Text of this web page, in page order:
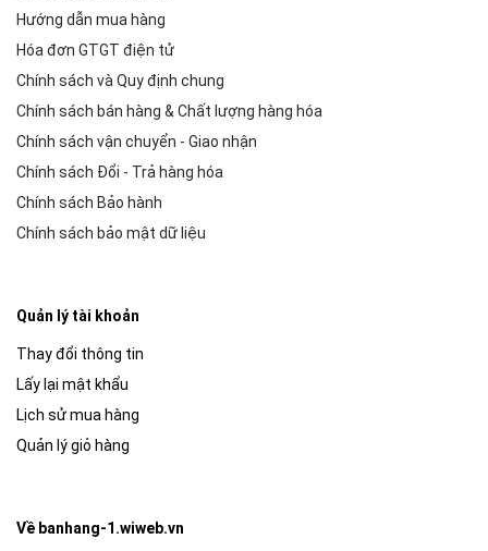
Hướng dẫn mua hàng
Hóa đơn GTGT điện tử
Chính sách và Quy định chung
Chính sách bán hàng & Chất lượng hàng hóa
Chính sách vận chuyển - Giao nhận
Chính sách Đổi - Trả hàng hóa
Chính sách Bảo hành
Chính sách bảo mật dữ liệu
Quản lý tài khoản
Thay đổi thông tin
Lấy lại mật khẩu
Lịch sử mua hàng
Quản lý giỏ hàng
Về banhang-1.wiweb.vn